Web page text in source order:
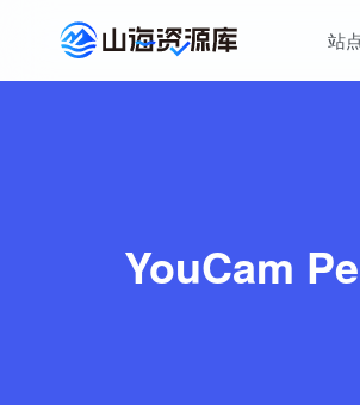
YouCam
站